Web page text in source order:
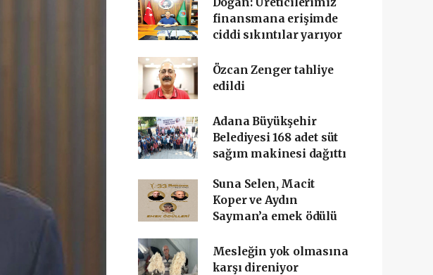
finansmana erişimde
ciddi sıkıntılar yarıyor
Özcan Zenger tahliye
edildi
Adana Büyükşehir
Belediyesi 168 adet süt
sağım makinesi dağıttı
Suna Selen, Macit
Koper ve Aydın
Sayman’a emek ödülü
Mesleğin yok olmasına
karşı direniyor